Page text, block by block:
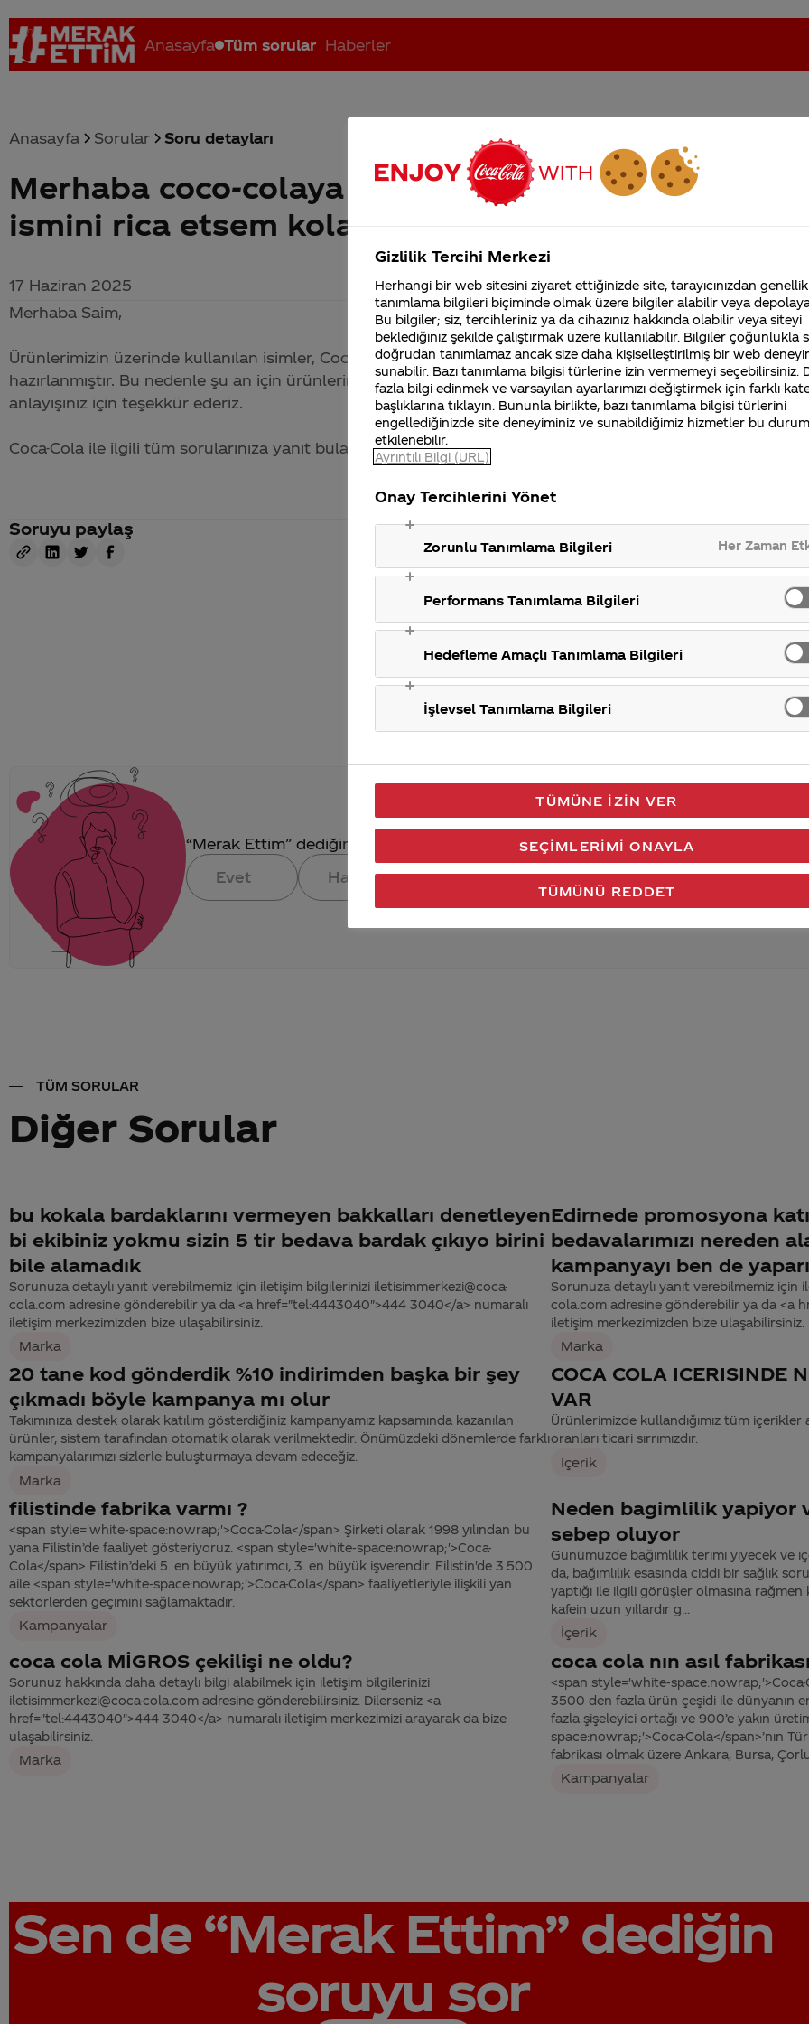
Anasayfa Tüm sorular Haberler
Coca-Cola nerenin malı? Coca cola İsrail malı mı Yani ... Coca-Cola'nın Filistin'de fabr... Coca-Cola’yı kim buldu?
Anasayfa Sorular Soru detayları
Merhaba coco-colaya isim yazılan tenekede Saim
ismini rica etsem kolaya yazabilirmisiniz
17 Haziran 2025
Merhaba Saim,
Ürünlerimizin üzerinde kullanılan isimler, Coca-ColaTürkiye çalışanlarının isimlerini temsil etmek üzere
hazırlanmıştır. Bu nedenle şu an için ürünlerimiz üzerinde özelleştirme seçenekleri sunmamaktayız. İlgi ve
anlayışınız için teşekkür ederiz.
Coca-Cola ile ilgili tüm sorularınıza yanıt bulabileceğiniz Merak Ettim sitemizi ziyaret ettiğiniz için teşekkür
Soruyu paylaş
“Merak Ettim” dediğin konuya verdiğimiz cevap aklındaki soru işaretlerini giderdi
Evet
Hayır Gönder
TÜM SORULAR
Diğer Sorular
bu kokala bardaklarını vermeyen bakkalları denetleyen
bi ekibiniz yokmu sizin 5 tir bedava bardak çıkıyo birini
bile alamadık
Sorunuza detaylı yanıt verebilmemiz için iletişim bilgilerinizi iletisimmerkezi@coca-
cola.com adresine gönderebilir ya da <a href="tel:4443040">444 3040</a> numaralı
iletişim merkezimizden bize ulaşabilirsiniz.
Marka
Edirnede promosyona
bedavalarımızı nereden
kampanyayı ben de
Sorunuza detaylı yanıt verebilmemiz için
cola.com adresine gönderebilir ya da <a
iletişim merkezimizden bize ulaşabilirsiniz.
Marka
20 tane kod gönderdik %10 indirimden başka bir şey
çıkmadı böyle kampanya mı olur
Takımınıza destek olarak katılım gösterdiğiniz kampanyamız kapsamında kazanılan
ürünler, sistem tarafından otomatik olarak verilmektedir. Önümüzdeki dönemlerde farklı
kampanyalarımızı sizlerle buluşturmaya devam edeceğiz.
Marka
COCA COLA ICERISINDE
VAR
Ürünlerimizde kullandığımız tüm
oranları ticari sırrımızdır.
İçerik
filistinde fabrika varmı ?
<span style='white-space:nowrap;'>Coca-Cola</span> Şirketi olarak 1998 yılından bu
yana Filistin’de faaliyet gösteriyoruz. <span style='white-space:nowrap;'>Coca-
Cola</span> Filistin’deki 5. en büyük yatırımcı, 3. en büyük işverendir. Filistin'de 3.500
aile <span style='white-space:nowrap;'>Coca-Cola</span> faaliyetleriyle ilişkili yan
sektörlerden geçimini sağlamaktadır.
Kampanyalar
Neden bagimlilik yapiyor
sebep oluyor
Günümüzde bağımlılık terimi yiyecek ve
da, bağımlılık esasında ciddi bir sağlık
yaptığı ile ilgili görüşler olmasına
kafein uzun yıllardır g...
İçerik
coca cola MİGROS çekilişi ne oldu?
Sorunuz hakkında daha detaylı bilgi alabilmek için iletişim bilgilerinizi
iletisimmerkezi@coca-cola.com adresine gönderebilirsiniz. Dilerseniz <a
href="tel:4443040">444 3040</a> numaralı iletişim merkezimizi arayarak da bize
ulaşabilirsiniz.
Marka
coca cola nın asıl
<span style='white-space:nowrap;'>Coca-
3500 den fazla ürün çeşidi ile dünyanın
fazla şişeleyici ortağı ve 900’e yakın
space:nowrap;'>Coca-Cola</span>’nın
fabrikası olmak üzere Ankara, Bursa,
Kampanyalar
Sen de “Merak Ettim”dediğin
soruyu sor
Coca-Cola Şirketi
merak ettikleriniz.
Fabrikalarımız,
sertifikalarımız, faaliyet
gösterdiğimiz ülkeler,
tarihçemiz ve daha
Gizlilik Tercihi Merkezi
Herhangi bir web sitesini ziyaret ettiğinizde site, tarayıcınızdan
tanımlama bilgileri biçiminde olmak üzere bilgiler alabilir veya
Bu bilgiler; siz, tercihleriniz ya da cihazınız hakkında olabilir veya siteyi
beklediğiniz şekilde çalıştırmak üzere kullanılabilir. Bilgiler çoğunlukla
doğrudan tanımlamaz ancak size daha kişiselleştirilmiş bir web
sunabilir. Bazı tanımlama bilgisi türlerine izin vermemeyi seçebilirsiniz.
fazla bilgi edinmek ve varsayılan ayarlarımızı değiştirmek için farklı
başlıklarına tıklayın. Bununla birlikte, bazı tanımlama bilgisi türlerini
engellediğinizde site deneyiminiz ve sunabildiğimiz hizmetler bu
etkilenebilir.
Ayrıntılı Bilgi (URL)
Onay Tercihlerini Yönet
Zorunlu Tanımlama Bilgileri Her Zaman
Performans Tanımlama Bilgileri
Hedefleme Amaçlı Tanımlama Bilgileri
İşlevsel Tanımlama Bilgileri
TÜMÜNE İZIN VER
TÜMÜNÜ REDDET
SEÇIMLERIMI ONAYLA